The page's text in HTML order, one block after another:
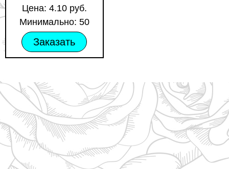
Цена: 4.10 руб.
Минимально: 50
Заказать